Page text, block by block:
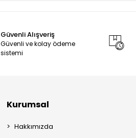
Güvenli Alışveriş
Güvenli ve kolay ödeme
sistemi
Kurumsal
Hakkımızda